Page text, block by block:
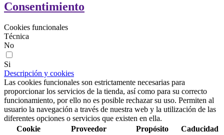
Consentimiento
Cookies funcionales
Técnica
No
Si
Descripción y cookies
Las cookies funcionales son estrictamente necesarias para
proporcionar los servicios de la tienda, así como para su correcto
funcionamiento, por ello no es posible rechazar su uso. Permiten al
usuario la navegación a través de nuestra web y la utilización de las
diferentes opciones o servicios que existen en ella.
Cookie
Proveedor Propósito Caducidad